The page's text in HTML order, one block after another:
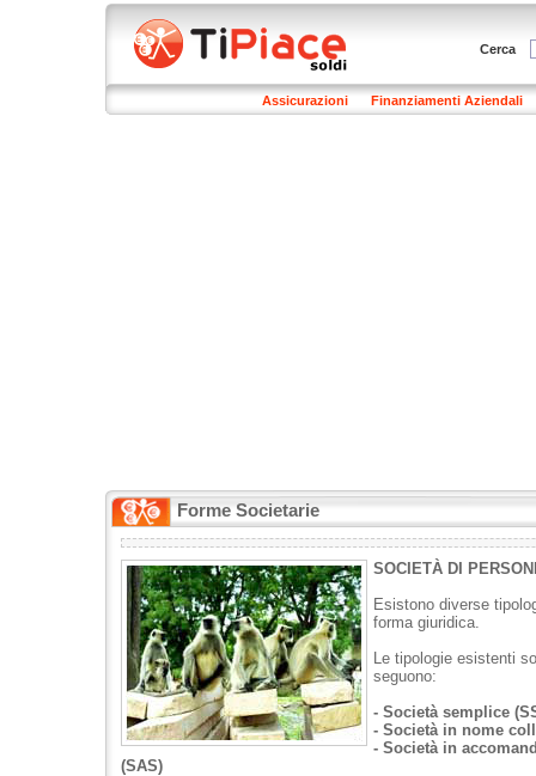
Cerca
Assicurazioni Finanziamenti Aziendali
Forme Societarie
SOCIETÀ DI
Esistono diverse
forma giuridica.
Le tipologie esistenti
seguono:
- Società semplice
- Società in nome
- Società in
(SAS)